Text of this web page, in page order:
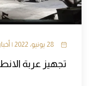
28 يونيو، 2022 | أخبار
تجهيز عربة